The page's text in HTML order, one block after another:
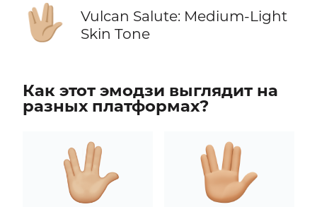
🖖🏼
Vulcan Salute: Medium-Light
Skin Tone
Как этот эмодзи выглядит на
разных платформах?